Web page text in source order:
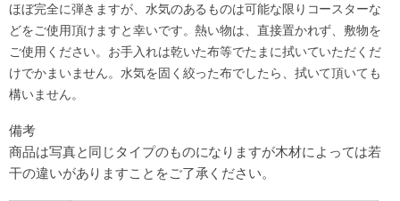
ほぼ完全に弾きますが、水気のあるものは可能な限りコースターな
どをご使用頂けますと幸いです。熱い物は、直接置かれず、敷物を
ご使用ください。お手入れは乾いた布等でたまに拭いていただくだ
けでかまいません。水気を固く絞った布でしたら、拭いて頂いても
構いません。
備考
商品は写真と同じタイプのものになりますが木材によっては若
干の違いがありますことをご了承ください。